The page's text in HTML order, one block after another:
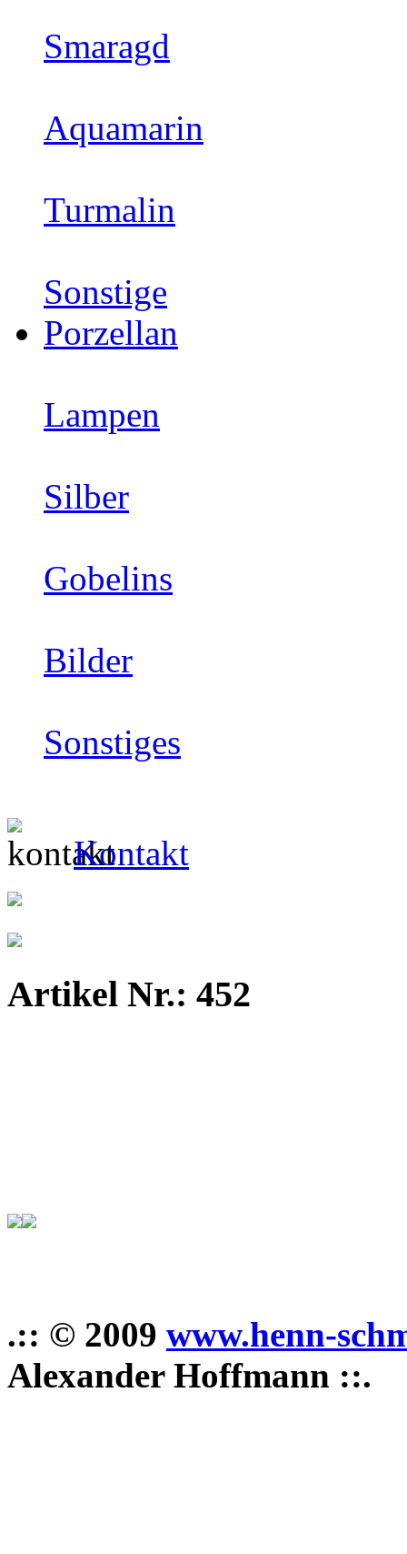
Smaragd
Aquamarin
Turmalin
Sonstige
Porzellan
Lampen
Silber
Gobelins
Bilder
Sonstiges
Kontakt
Artikel Nr.: 452
.:: © 2009 www.henn-
Alexander Hoffmann ::.